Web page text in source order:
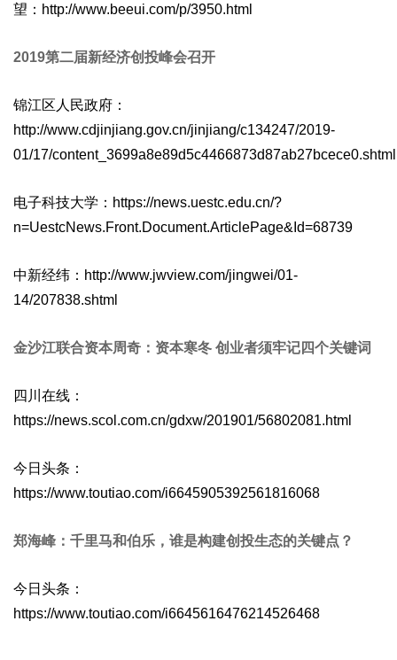
望：http://www.beeui.com/p/3950.html
2019第二届新经济创投峰会召开
锦江区人民政府：
http://www.cdjinjiang.gov.cn/jinjiang/c134247/2019-
01/17/content_3699a8e89d5c4466873d87ab27bcece0.shtml
电子科技大学：https://news.uestc.edu.cn/?
n=UestcNews.Front.Document.ArticlePage&Id=68739
中新经纬：http://www.jwview.com/jingwei/01-
14/207838.shtml
金沙江联合资本周奇：资本寒冬 创业者须牢记四个关键词
四川在线：
https://news.scol.com.cn/gdxw/201901/56802081.html
今日头条：
https://www.toutiao.com/i6645905392561816068
郑海峰：千里马和伯乐，谁是构建创投生态的关键点？
今日头条：
https://www.toutiao.com/i6645616476214526468